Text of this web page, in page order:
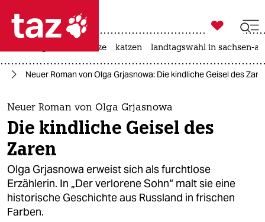
 taz zahl ich
taz zahl ich
themen
politik
öko
gesellschaft
kultur

taz zahl ich
hitze katzen landtagswahl in sachsen-
Neuer Roman von Olga Grjasnowa: Die kindliche Geisel des
Neuer Roman von Olga Grjasnowa
Die kindliche Geisel des
Zaren
Olga Grjasnowa erweist sich als furchtlose
Erzählerin. In „Der verlorene Sohn“ malt sie eine
historische Geschichte aus Russland in frischen
Farben.